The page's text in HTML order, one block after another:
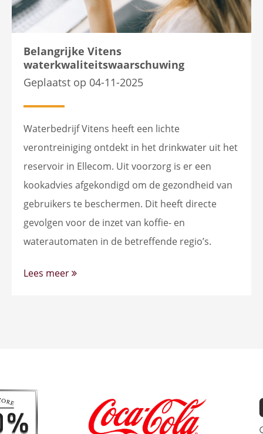
Belangrijke Vitens
waterkwaliteitswaarschuwing
Geplaatst op 04-11-2025
Waterbedrijf Vitens heeft een lichte
verontreiniging ontdekt in het drinkwater uit het
reservoir in Ellecom. Uit voorzorg is er een
kookadvies afgekondigd om de gezondheid van
gebruikers te beschermen. Dit heeft directe
gevolgen voor de inzet van koffie- en
waterautomaten in de betreffende regio’s.
Lees meer